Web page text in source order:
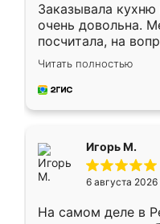
Заказывала кухню
очень довольна.
посчитала, на
Замерщик приехал
делу со всей
за день, ребята
Читать полностью
Игорь М.
6 августа 2026
На самом деле в